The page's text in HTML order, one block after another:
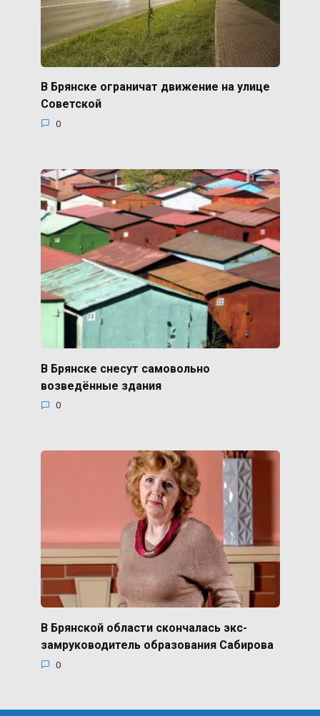
В Брянске ограничат движение на улице
Советской
0
В Брянске снесут самовольно
возведённые здания
0
В Брянской области скончалась экс-
замруководитель образования Сабирова
0